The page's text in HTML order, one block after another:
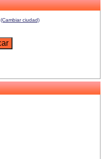
(Cambiar ciudad)